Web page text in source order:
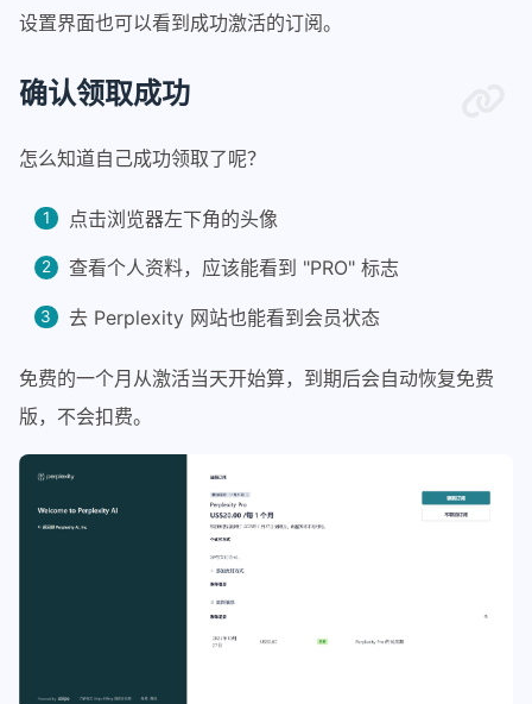
设置界面也可以看到成功激活的订阅。
确认领取成功
怎么知道自己成功领取了呢？
点击浏览器左下角的头像
查看个人资料，应该能看到 "PRO" 标志
去 Perplexity 网站也能看到会员状态
免费的一个月从激活当天开始算，到期后会自动恢复免费
版，不会扣费。